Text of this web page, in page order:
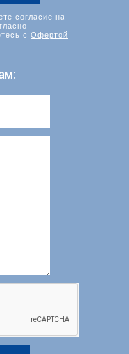
согласие на
с Офертой